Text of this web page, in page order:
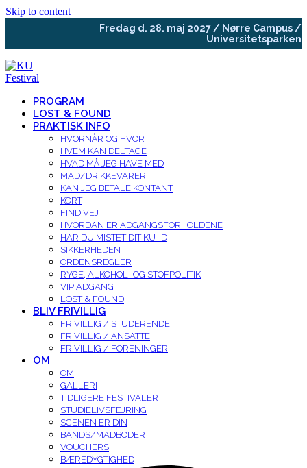
Skip to content
Fredag d. 28. maj 2027 / Nørre Campus /
Universitetsparken
PROGRAM
LOST & FOUND
PRAKTISK INFO
HVORNÅR OG HVOR
HVEM KAN DELTAGE
HVAD MÅ JEG HAVE MED
MAD/DRIKKEVARER
KAN JEG BETALE KONTANT
KORT
FIND VEJ
HVORDAN ER ADGANGSFORHOLDENE
HAR DU MISTET DIT KU-ID
SIKKERHEDEN
ORDENSREGLER
RYGE, ALKOHOL- OG STOFPOLITIK
VIP ADGANG
LOST & FOUND
BLIV FRIVILLIG
FRIVILLIG / STUDERENDE
FRIVILLIG / ANSATTE
FRIVILLIG / FORENINGER
OM
OM
GALLERI
TIDLIGERE FESTIVALER
STUDIELIVSFEJRING
SCENEN ER DIN
BANDS/MADBODER
VOUCHERS
BÆREDYGTIGHED